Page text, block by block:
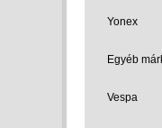
Yonex
Egyéb
Vespa